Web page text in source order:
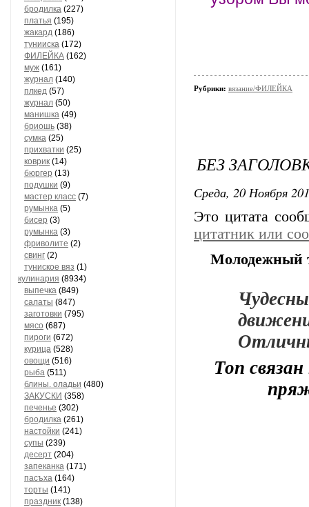
бродилка (227)
платья (195)
жакард (186)
тунииска (172)
ФИЛЕЙКА (162)
муж (161)
журнал (140)
плкед (57)
журнал (50)
манишка (49)
бриошь (38)
сумка (25)
прихватки (25)
коврик (14)
бюргер (13)
подушки (9)
мастер класс (7)
румынка (5)
бисер (3)
румынка (3)
фриволите (2)
свинг (2)
туниское вяз (1)
кулинария (8934)
выпечка (849)
салаты (847)
заготовки (795)
мясо (687)
пироги (672)
курица (528)
овощи (516)
рыба (511)
блины. оладьи (480)
ЗАКУСКИ (358)
печенье (302)
бродилка (261)
настойки (241)
супы (239)
десерт (204)
запеканка (171)
пасъха (164)
торты (141)
праздник (138)
Рубрики: вязание/ФИЛЕЙКА
БЕЗ
Среда, 20 Ноября
Это цитата
цитатник или
Молодежный
Топ